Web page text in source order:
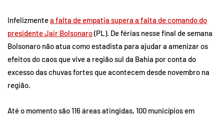
Infelizmentea falta de empatia supera a falta de comando do
presidente Jair Bolsonaro(PL). De férias nesse final de semana
Bolsonaro não atua como estadista para ajudar a amenizar os
efeitos do caos que vive a região sul da Bahia por conta do
excesso das chuvas fortes que acontecem desde novembro na
região.
Até o momento são 116 áreas atingidas, 100 municípios em